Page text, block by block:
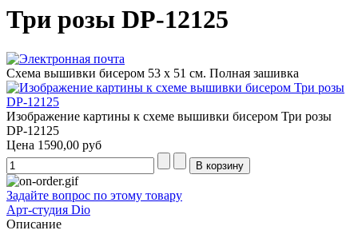
Три розы DP-12125
Схема вышивки бисером 53 х 51 см. Полная зашивка
Изображение картины к схеме вышивки бисером Три розы
DP-12125
Цена 1590,00 руб
Задайте вопрос по этому товару
Арт-студия Dio
Описание